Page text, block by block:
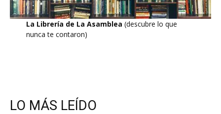
La Librería de La Asamblea (descubre lo que
nunca te contaron)
LO MÁS LEÍDO